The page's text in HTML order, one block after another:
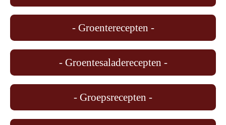
- Groenterecepten -
- Groentesaladerecepten -
- Groepsrecepten -